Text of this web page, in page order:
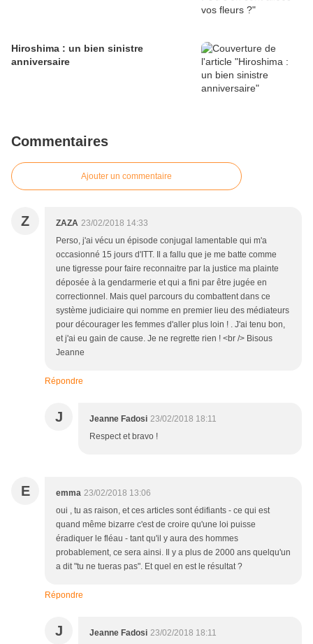
Hiroshima : un bien sinistre
anniversaire
Commentaires
Ajouter un commentaire
Z ZAZA 23/02/2018 14:33
Perso, j'ai vécu un épisode conjugal lamentable qui m'a
occasionné 15 jours d'ITT. Il a fallu que je me batte comme
une tigresse pour faire reconnaitre par la justice ma plainte
déposée à la gendarmerie et qui a fini par être jugée en
correctionnel. Mais quel parcours du combattent dans ce
système judiciaire qui nomme en premier lieu des médiateurs
pour décourager les femmes d'aller plus loin ! . J'ai tenu bon,
et j'ai eu gain de cause. Je ne regrette rien ! <br /> Bisous
Jeanne
Répondre
J Jeanne Fadosi 23/02/2018 18:11
Respect et bravo !
E emma 23/02/2018 13:06
oui , tu as raison, et ces articles sont édifiants - ce qui est
quand même bizarre c'est de croire qu'une loi puisse
éradiquer le fléau - tant qu'il y aura des hommes
probablement, ce sera ainsi. Il y a plus de 2000 ans quelqu'un
a dit "tu ne tueras pas". Et quel en est le résultat ?
Répondre
J Jeanne Fadosi 23/02/2018 18:11